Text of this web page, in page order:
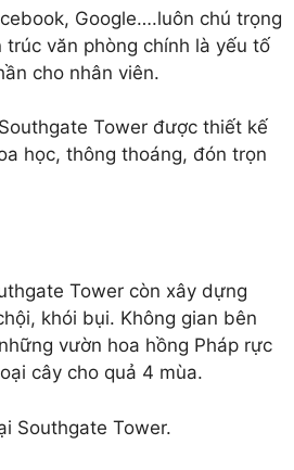
Google….luôn chú trọng
văn phòng chính là yếu tố
cho nhân viên.
Tower được thiết kế
học, thông thoáng, đón trọn
Tower còn xây dựng
khói bụi. Không gian bên
vườn hoa hồng Pháp rực
cây cho quả 4 mùa.
Southgate Tower.